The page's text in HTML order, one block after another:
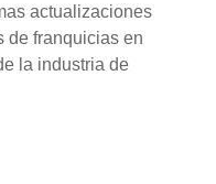
actualizaciones
de franquicias en
la industria de